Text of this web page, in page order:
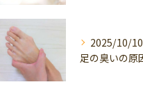
2025/10/10